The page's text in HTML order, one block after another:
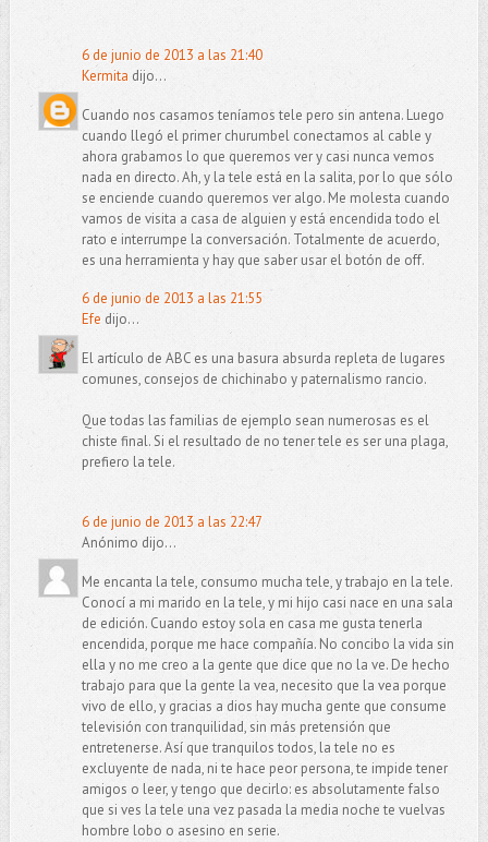
6 de junio de 2013 a las 21:40
Kermita dijo...
Cuando nos casamos teníamos tele pero sin antena. Luego
cuando llegó el primer churumbel conectamos al cable y
ahora grabamos lo que queremos ver y casi nunca vemos
nada en directo. Ah, y la tele está en la salita, por lo que sólo
se enciende cuando queremos ver algo. Me molesta cuando
vamos de visita a casa de alguien y está encendida todo el
rato e interrumpe la conversación. Totalmente de acuerdo,
es una herramienta y hay que saber usar el botón de off.
6 de junio de 2013 a las 21:55
Efe dijo...
El artículo de ABC es una basura absurda repleta de lugares
comunes, consejos de chichinabo y paternalismo rancio.
Que todas las familias de ejemplo sean numerosas es el
chiste final. Si el resultado de no tener tele es ser una plaga,
prefiero la tele.
6 de junio de 2013 a las 22:47
Anónimo dijo...
Me encanta la tele, consumo mucha tele, y trabajo en la tele.
Conocí a mi marido en la tele, y mi hijo casi nace en una sala
de edición. Cuando estoy sola en casa me gusta tenerla
encendida, porque me hace compañía. No concibo la vida sin
ella y no me creo a la gente que dice que no la ve. De hecho
trabajo para que la gente la vea, necesito que la vea porque
vivo de ello, y gracias a dios hay mucha gente que consume
televisión con tranquilidad, sin más pretensión que
entretenerse. Así que tranquilos todos, la tele no es
excluyente de nada, ni te hace peor persona, te impide tener
amigos o leer, y tengo que decirlo: es absolutamente falso
que si ves la tele una vez pasada la media noche te vuelvas
hombre lobo o asesino en serie.